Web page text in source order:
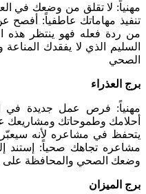
مهنياً: لا تقلق من وضعك في
تنفيذ مهاماتك عاطفياً:
من ردة فعله فهو ينتظر هذه
السليم الذي لا يفقدك
الصحي
برج العذراء
مهنياً: فرص عمل جديدة في
أحلامك وطموحاتك ومشاريعك
يتحفظ في مشاعره لأنه
مشاعره تجاهك صحياً: إستند
وضعك الصحي والمحافظة على
برج الميزان